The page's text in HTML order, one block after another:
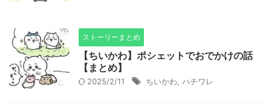
ストーリーまとめ
【ちいかわ】ポシェットでおでかけの話
【まとめ】
2025/2/11 ちいかわ ハチワレ